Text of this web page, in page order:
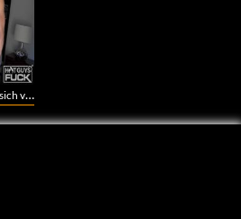
Heiße Asiatische Studentin lässt sich vom Football Team vögeln